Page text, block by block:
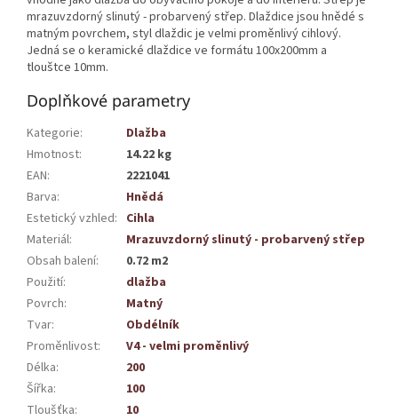
mrazuvzdorný slinutý - probarvený střep. Dlaždice jsou hnědé s
matným povrchem, styl dlaždic je velmi proměnlivý cihlový.
Jedná se o keramické dlaždice ve formátu 100x200mm a
tlouštce 10mm.
Doplňkové parametry
Kategorie:
Dlažba
Hmotnost:
14.22 kg
EAN:
2221041
Barva:
Hnědá
Estetický vzhled: Cihla
Materiál:
Mrazuvzdorný slinutý - probarvený střep
Obsah balení:
0.72 m2
Použití:
dlažba
Povrch:
Matný
Tvar:
Obdélník
Proměnlivost:
V4 - velmi proměnlivý
Délka:
200
Šířka:
100
Tloušťka:
10